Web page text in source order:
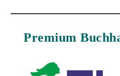
Premium